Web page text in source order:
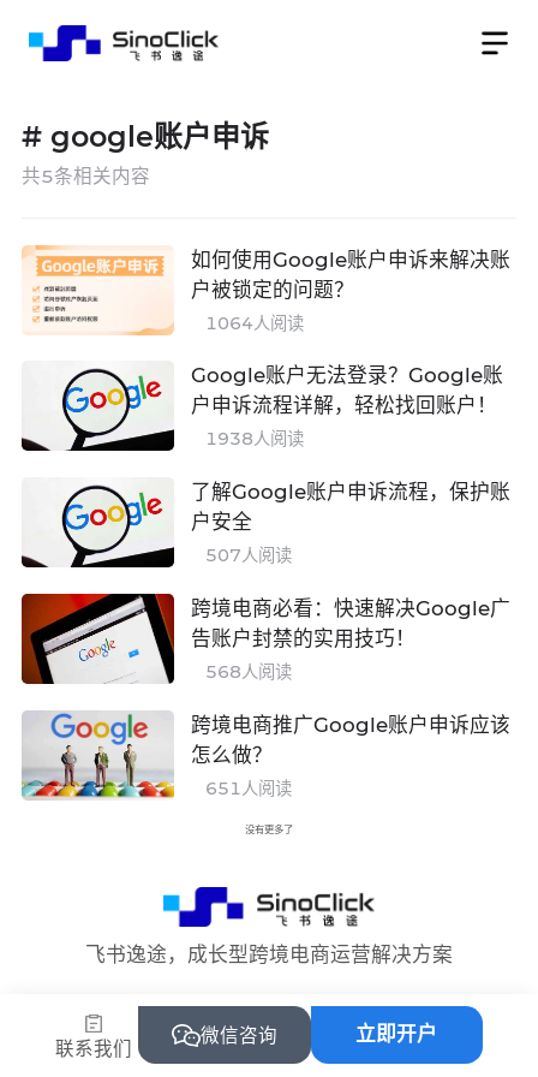
# google账户申诉
共5条相关内容
如何使用Google账户申诉来解决账
户被锁定的问题？
1064人阅读
Google账户无法登录？Google账
户申诉流程详解，轻松找回账户！
1938人阅读
了解Google账户申诉流程，保护账
户安全
507人阅读
跨境电商必看：快速解决Google广
告账户封禁的实用技巧！
568人阅读
跨境电商推广Google账户申诉应该
怎么做？
651人阅读
没有更多了
飞书逸途，成长型跨境电商运营解决方案
联系我们
微信咨询 立即开户